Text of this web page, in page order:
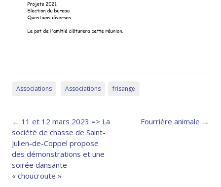
Associations Associations frisange
Post
navigation
← 11 et 12 mars 2023 => La
société de chasse de Saint-
Julien-de-Coppel propose
des démonstrations et une
soirée dansante
« choucroute »
Fourrière animale →